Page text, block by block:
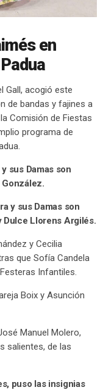
en
Gall, acogió este
de bandas y fajines a
Comisión de Fiestas
programa de
sus Damas son
y sus Damas son
Dulce Llorens Argilés.
y Cecilia
que Sofía Candela
Infantiles.
Boix y Asunción
Manuel Molero,
salientes, de las
puso las insignias